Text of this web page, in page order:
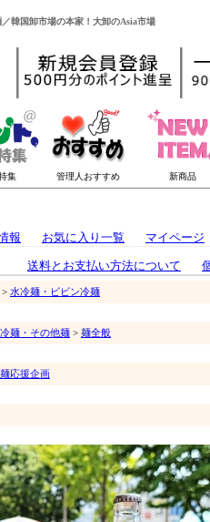
韓国卸市場の本家！大卸のAsia市場
報
お気に入り一覧 マイページ
送料とお支払い方法について
> 水冷麺・ビビン冷麺
冷麺・その他麺 > 麺全般
応援企画